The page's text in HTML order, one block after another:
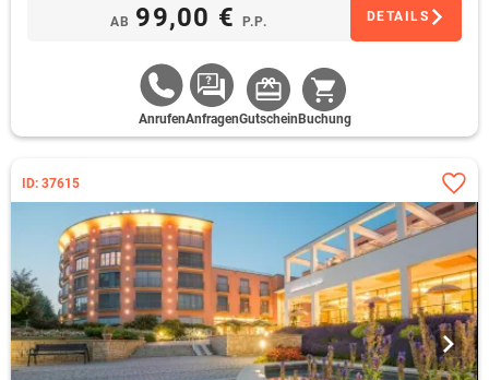
AB 99,00 € P.P. DETAILS
AnrufenAnfragenGutschein Buchung
ID: 37615